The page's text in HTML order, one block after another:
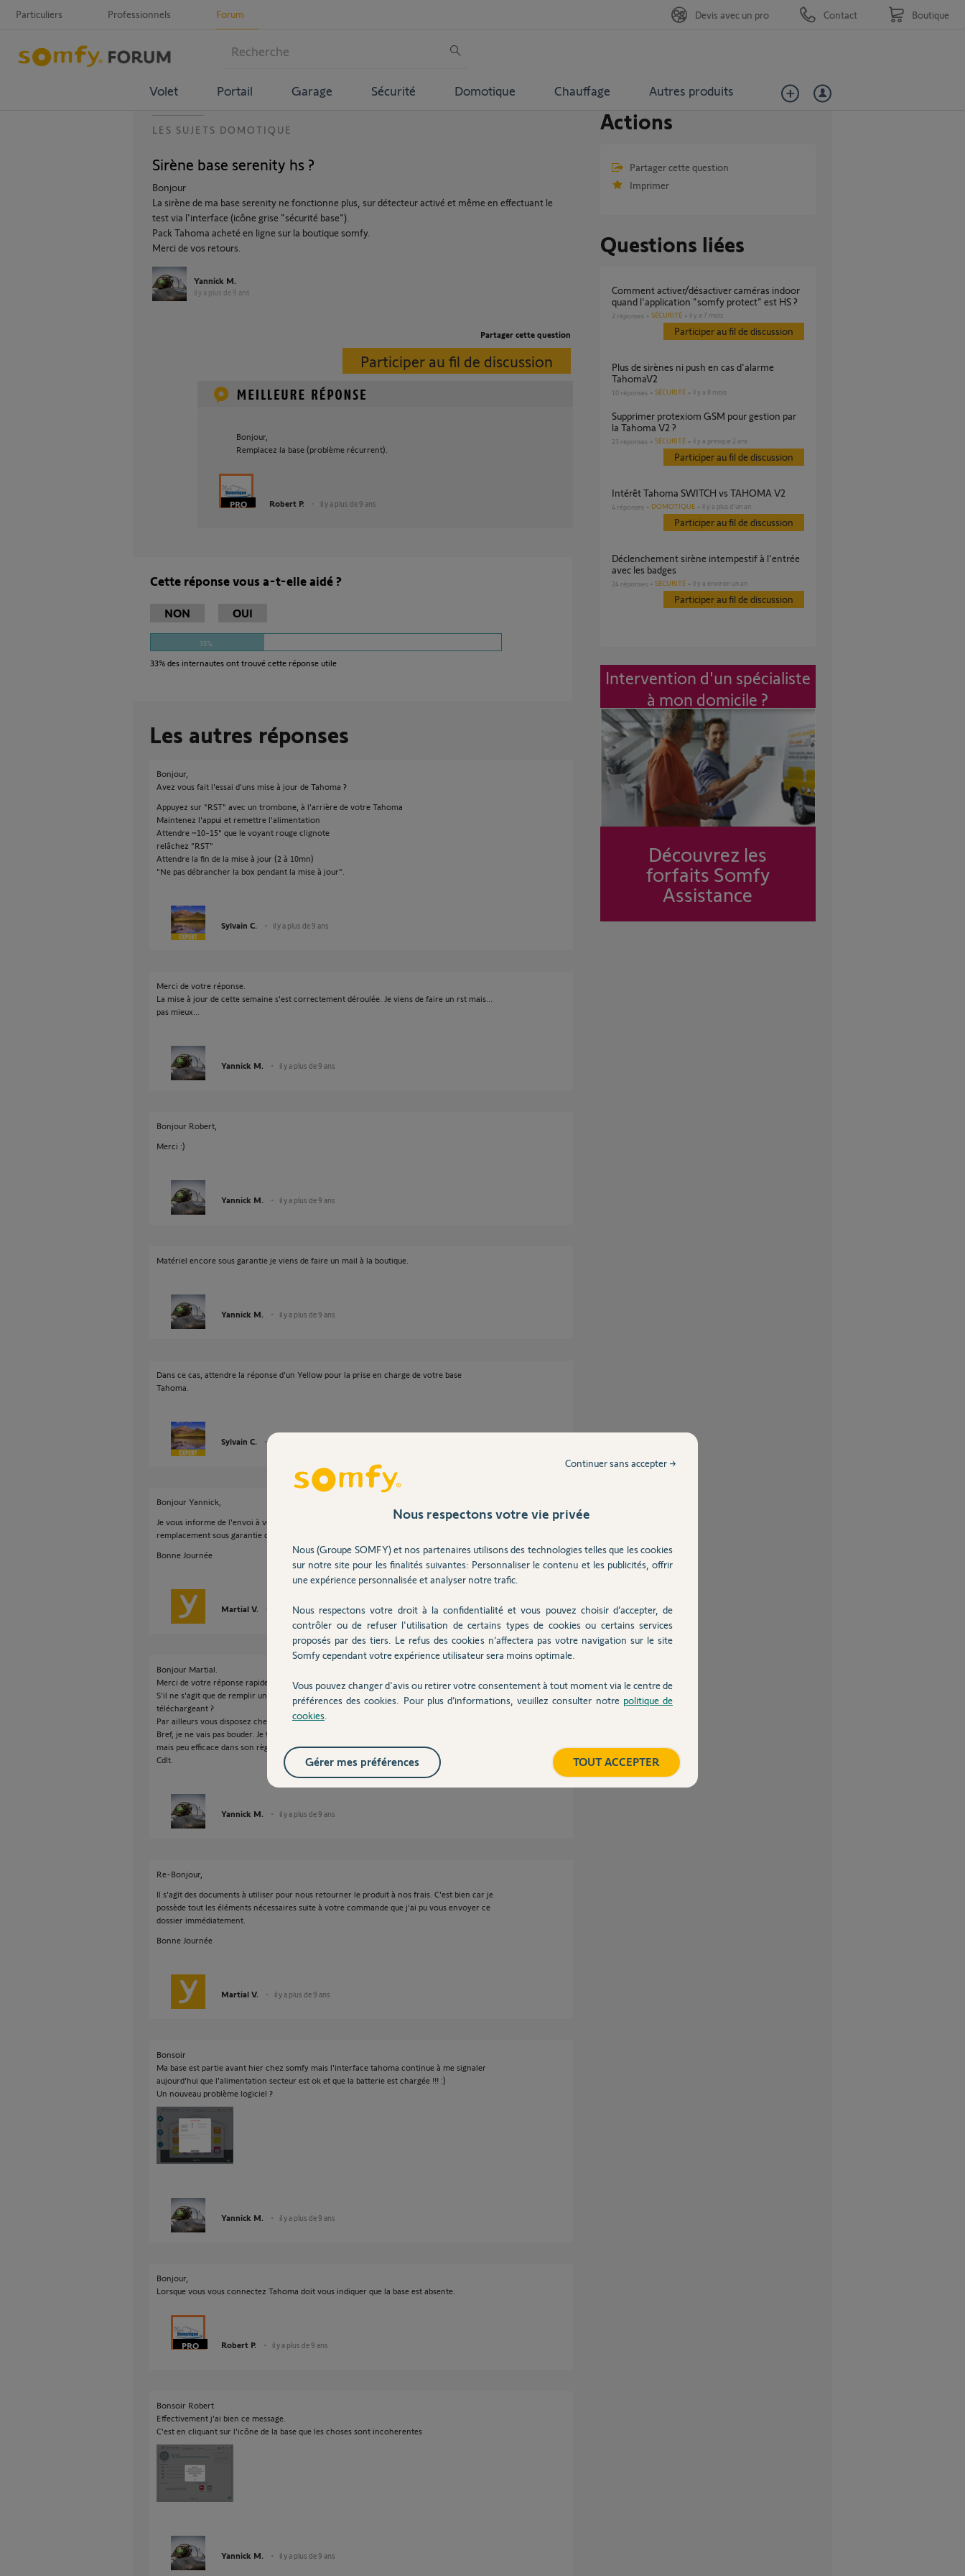
Particuliers Professionnels Forum
Volet Portail Garage Sécurité Domotique Chauffage Autres produits
Devis avec un pro Contact Boutique
LES SUJETS DOMOTIQUE
Sirène base serenity hs ?
Bonjour
La sirène de ma base serenity ne fonctionne plus, sur détecteur activé et même en effectuant le
test via l'interface (icône grise "sécurité base").
Pack Tahoma acheté en ligne sur la boutique somfy.
Merci de vos retours.
Yannick M.
il y a plus de 9 ans
Partager cette question
Participer au fil de discussion
Bonjour,
Remplacez la base (problème récurrent).
Robert P. il y a plus de 9 ans
Cette réponse vous a-t-elle aidé ?
NON OUI
33%
33% des internautes ont trouvé cette réponse utile
Les autres réponses
Bonjour,
Avez vous fait l'essai d'uns mise à jour de Tahoma ?
Appuyez sur "RST" avec un trombone, à l'arrière de votre Tahoma
Maintenez l'appui et remettre l'alimentation
Attendre ~10-15" que le voyant rouge clignote
relâchez "RST"
Attendre la fin de la mise à jour (2 à 10mn)
"Ne pas débrancher la box pendant la mise à jour".
Sylvain C. il y a plus de 9 ans
Merci de votre réponse.
La mise à jour de cette semaine s'est correctement déroulée. Je viens de faire un rst mais...
pas mieux...
Yannick M. il y a plus de 9 ans
Bonjour Robert,
Merci :)
Yannick M. il y a plus de 9 ans
Matériel encore sous garantie je viens de faire un mail à la boutique.
Yannick M. il y a plus de 9 ans
Dans ce cas, attendre la réponse d'un Yellow pour la prise en charge de votre base
Tahoma.
Sylvain C.
Bonjour Yannick,
Je vous informe de l'envoi à votre domicile d'un dossier de prise en charge pour le
remplacement sous garantie de cette base.
Bonne Journée
Martial V. il y a plus de 9 ans
Bonjour Martial.
Merci de votre réponse rapide.
S'il ne s'agit que de remplir un dossier peut-être aurais-je pu le faire en ligne ou en le
téléchargeant ?
Par ailleurs vous disposez chez somfy de tous les éléments me concernant ...
Bref, je ne vais pas bouder. Je trouve simplement la procédure rapide dans le traitement
mais peu efficace dans son règlement.
Cdlt.
Yannick M. il y a plus de 9 ans
Re-Bonjour,
Il s'agit des documents à utiliser pour nous retourner le produit à nos frais. C'est bien car je
possède tout les éléments nécessaires suite à votre commande que j'ai pu vous envoyer ce
dossier immédiatement.
Bonne Journée
Martial V. il y a plus de 9 ans
Bonsoir
Ma base est partie avant hier chez somfy mais l'interface tahoma continue à me signaler
aujourd'hui que l'alimentation secteur est ok et que la batterie est chargée !!! :)
Un nouveau problème logiciel ?
Yannick M. il y a plus de 9 ans
Bonjour,
Lorsque vous vous connectez Tahoma doit vous indiquer que la base est absente.
Robert P. il y a plus de 9 ans
Bonsoir Robert
Effectivement j'ai bien ce message.
C'est en cliquant sur l'icône de la base que les choses sont incoherentes
Yannick M. il y a plus de 9 ans
Actions
Partager cette question
Imprimer
Questions liées
comment activer/désactiver caméras indoor
quand l'application "somfy protect" est HS ?
2 réponses SÉCURITÉ il y a 7 mois
Participer au fil de discussion
Plus de sirènes ni push en cas d'alarme
TahomaV2
10 réponses SÉCURITÉ il y a 8 mois
Supprimer protexiom GSM pour gestion par
la Tahoma V2 ?
23 réponses SÉCURITÉ il y a presque 2 ans
Participer au fil de discussion
Intérêt Tahoma SWITCH vs TAHOMA V2
4 réponses DOMOTIQUE il y a plus d'un an
Participer au fil de discussion
Déclenchement sirène intempestif à l'entrée
avec les badges
24 réponses SÉCURITÉ il y a environ un an
Participer au fil de discussion
Intervention d'un spécialiste
à mon domicile ?
Découvrez les
forfaits Somfy
Assistance
Nous respectons votre vie privée
Nous (Groupe SOMFY) et nos partenaires utilisons des technologies telles que les cookies
sur notre site pour les finalités suivantes: Personnaliser le contenu et les publicités, offrir
une expérience personnalisée et analyser notre trafic.
Nous respectons votre droit à la confidentialité et vous pouvez choisir d’accepter, de
contrôler ou de refuser l'utilisation de certains types de cookies ou certains services
proposés par des tiers. Le refus des cookies n’affectera pas votre navigation sur le site
Somfy cependant votre expérience utilisateur sera moins optimale.
Vous pouvez changer d'avis ou retirer votre consentement à tout moment via le centre de
préférences des cookies. Pour plus d’informations, veuillez consulter notre politique de
cookies
Continuer sans accepter →
TOUT ACCEPTER
Gérer mes préférences